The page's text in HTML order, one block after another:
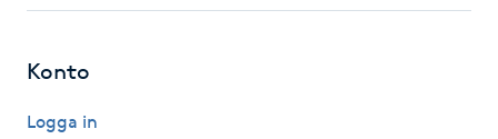
Klippning ungdom
Koppningsmassage
Konto
Logga in